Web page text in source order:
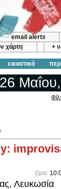
email alerts
χάρτη +
εικαστικά
Ώρα:
Λευκωσία